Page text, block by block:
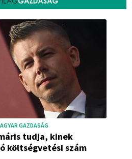
GAZDASÁG
tudja, kinek
költségvetési szám